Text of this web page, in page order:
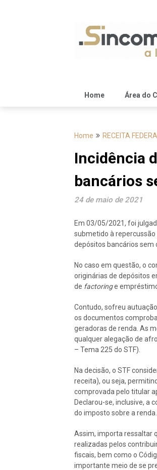
Home Área do
Home RECEITA FEDERAL
Incidência
bancários
24 de maio de 2021
Em 03/05/2021, foi
submetido à
depósitos bancários sem
No caso em questão, o
originárias de depósitos
de factoringe
Contudo, sofreu
os documentos
geradoras de renda. As
qualquer alegação de
– Tema 225 do STF).
Na decisão, o STF
receita), ou seja,
comprovada pelo titular
Declarou-se, inclusive, a
do imposto sobre a
Assim, importa ressaltar
realizadas pelos
fiscais, bem como o
importante meio de se